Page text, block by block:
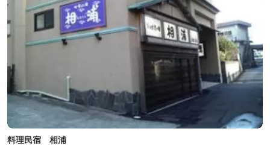
料理民宿 相浦